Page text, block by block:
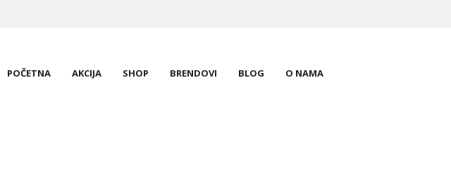
POČETNA AKCIJA SHOP BRENDOVI BLOG O NAMA